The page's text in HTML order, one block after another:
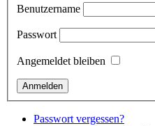
Benutzername
Passwort
Angemeldet bleiben
Passwort vergessen?